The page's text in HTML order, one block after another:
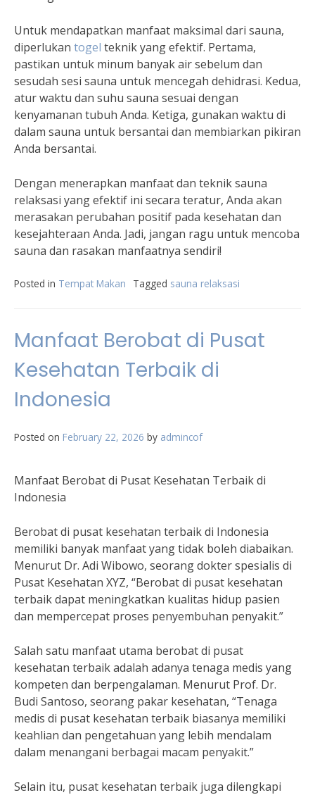
Untuk mendapatkan manfaat maksimal dari sauna,
diperlukan togel teknik yang efektif. Pertama,
pastikan untuk minum banyak air sebelum dan
sesudah sesi sauna untuk mencegah dehidrasi. Kedua,
atur waktu dan suhu sauna sesuai dengan
kenyamanan tubuh Anda. Ketiga, gunakan waktu di
dalam sauna untuk bersantai dan membiarkan pikiran
Anda bersantai.
Dengan menerapkan manfaat dan teknik sauna
relaksasi yang efektif ini secara teratur, Anda akan
merasakan perubahan positif pada kesehatan dan
kesejahteraan Anda. Jadi, jangan ragu untuk mencoba
sauna dan rasakan manfaatnya sendiri!
Posted in Tempat Makan Tagged sauna relaksasi
Manfaat Berobat di Pusat
Kesehatan Terbaik di
Indonesia
Posted on February 22, 2026 by admincof
Manfaat Berobat di Pusat Kesehatan Terbaik di
Indonesia
Berobat di pusat kesehatan terbaik di Indonesia
memiliki banyak manfaat yang tidak boleh diabaikan.
Menurut Dr. Adi Wibowo, seorang dokter spesialis di
Pusat Kesehatan XYZ, “Berobat di pusat kesehatan
terbaik dapat meningkatkan kualitas hidup pasien
dan mempercepat proses penyembuhan penyakit.”
Salah satu manfaat utama berobat di pusat
kesehatan terbaik adalah adanya tenaga medis yang
kompeten dan berpengalaman. Menurut Prof. Dr.
Budi Santoso, seorang pakar kesehatan, “Tenaga
medis di pusat kesehatan terbaik biasanya memiliki
keahlian dan pengetahuan yang lebih mendalam
dalam menangani berbagai macam penyakit.”
Selain itu, pusat kesehatan terbaik juga dilengkapi